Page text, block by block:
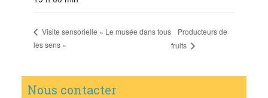
Visite sensorielle « Le musée dans tous
les sens »
Producteurs de
fruits
Nous contacter